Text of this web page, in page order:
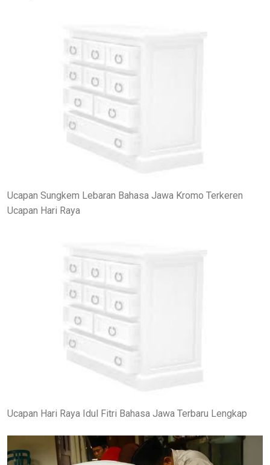
Ucapan Sungkem Lebaran Bahasa Jawa Kromo Terkeren
Ucapan Hari Raya
Ucapan Hari Raya Idul Fitri Bahasa Jawa Terbaru Lengkap